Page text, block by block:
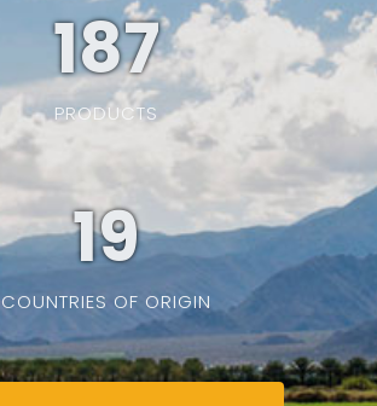
187
PRODUCTS
19
COUNTRIES OF ORIGIN